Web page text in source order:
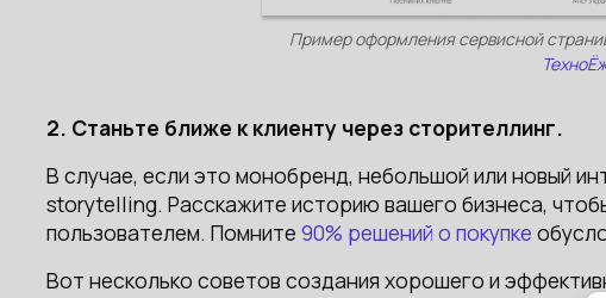
Пример оформления сервисной
2. Станьте ближе к клиенту через сторителлинг.
В случае, если это монобренд, небольшой или новый
storytelling. Расскажите историю вашего бизнеса,
пользователем. Помните 90% решений о покупке
Вот несколько советов создания хорошего и